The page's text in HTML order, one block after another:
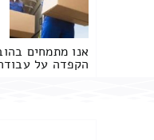
אנו מתמחים
הקפדה על